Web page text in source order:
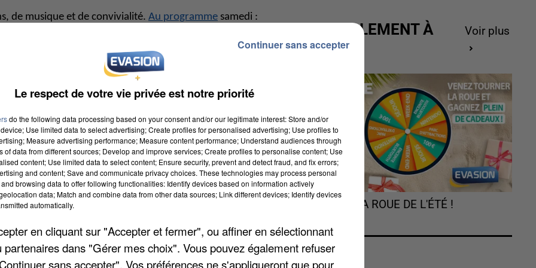
de musique et de convivialité. Au programme samedi :
artisanal et concert gratuit du groupe Sugar Cane.
pour enfants, aux fléchettes, et à La Brouquerriette :
et buvette sur place. Un rendez-vous festif et
Fête de la Pomme de Terre. Dès midi, rendez-vous
organisée par Les Paysans du Sud de la Baie de
petits et grands, dégustations de spécialités à base de
tout au long de la journée.
les rues de la ville pour profiter d’une scène en plein air
l’Orchestre d'Harmonie de Péronne ouvrira le bal à la
ACTUELLEMENT À
GAGNER
Voir plus
TOURNEZ LA ROUE DE L'ÉTÉ !
Le respect de votre vie privée est notre priorité
do the following data processing based on your consent and/or our legitimate interest: Store and/or
Use limited data to select advertising; Create profiles for personalised advertising; Use profiles to
Measure advertising performance; Measure content performance; Understand audiences through
of data from different sources; Develop and improve services; Create profiles to personalise content; Use
content; Use limited data to select content; Ensure security, prevent and detect fraud, and fix errors;
and content; Save and communicate privacy choices. These technologies may process personal
browsing data to offer following functionalities: Identify devices based on information actively
data; Match and combine data from other data sources; Link different devices; Identify devices
automatically.
en cliquant sur "Accepter et fermer", ou affiner en sélectionnant
partenaires dans "Gérer mes choix". Vous pouvez également refuser
sans accepter". Vos préférences ne s'appliqueront que pour
Continuer sans accepter